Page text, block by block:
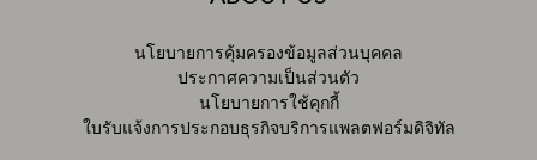
นโยบายการคุ้มครองข้อมูลส่วนบุคคล
ประกาศความเป็นส่วนตัว
นโยบายการใช้คุกกี้
ใบรับแจ้งการประกอบธุรกิจบริการแพลตฟอร์มดิจิทัล